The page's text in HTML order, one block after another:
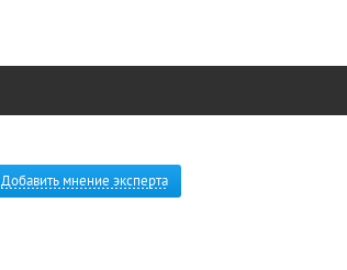
Добавить мнение эксперта